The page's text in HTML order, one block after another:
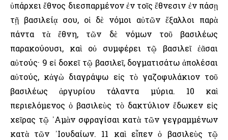
ὑπάρχει ἔθνος διεσπαρμένον ἐν τοῖς ἔθνεσιν ἐν πάσῃ
τῇ βασιλείᾳ σου, οἱ δὲ νόμοι αὐτῶν ἔξαλλοι παρὰ
πάντα τὰ ἔθνη, τῶν δὲ νόμων τοῦ βασιλέως
παρακούουσι, καὶ οὐ συμφέρει τῷ βασιλεῖ ἐᾶσαι
αὐτούς· 9 εἰ δοκεῖ τῷ βασιλεῖ, δογματισάτω ἀπολέσαι
αὐτούς, κἀγὼ διαγράψω εἰς τὸ γαζοφυλάκιον τοῦ
βασιλέως ἀργυρίου τάλαντα μύρια. 10 καὶ
περιελόμενος ὁ βασιλεὺς τὸ δακτύλιον ἔδωκεν εἰς
χεῖρας τῷ ᾿Αμὰν σφραγίσαι κατὰ τῶν γεγραμμένων
κατὰ τῶν ᾿Ιουδαίων. 11 καὶ εἶπεν ὁ βασιλεὺς τῷ